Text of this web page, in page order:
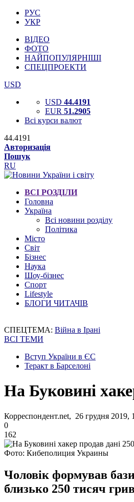
РУС
УКР
ВІДЕО
ФОТО
НАЙПОПУЛЯРНІШІ
СПЕЦПРОЕКТИ
USD
USD 44.4191
EUR 51.2905
Всі курси валют
44.4191
Авторизація
Пошук
RU
ВСІ РОЗДІЛИ
Головна
Україна
Всі новини розділу
Політика
Місто
Світ
Бізнес
Наука
Шоу-бізнес
Спорт
Lifestyle
БЛОГИ ЧИТАЧІВ
СПЕЦТЕМА: Війна в Ірані
ВСІ ТЕМИ
Вступ України в ЄС
Теракт в Барселоні
На Буковині
Корреспондент.net, 26 грудня 2019,
0
162
Фото: Кибеполиция Украины
Чоловік формував
близько 250 тисяч